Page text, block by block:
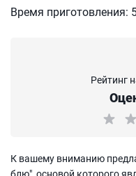
Время приготовления:
Рейтинг
К вашему вниманию